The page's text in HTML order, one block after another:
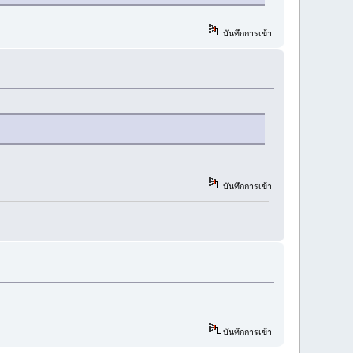
บันทึกการเข้า
บันทึกการเข้า
บันทึกการเข้า